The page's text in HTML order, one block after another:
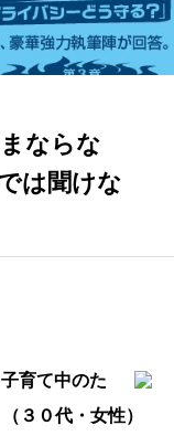
ならな
は聞けな
育て中のた
３０代・女性）